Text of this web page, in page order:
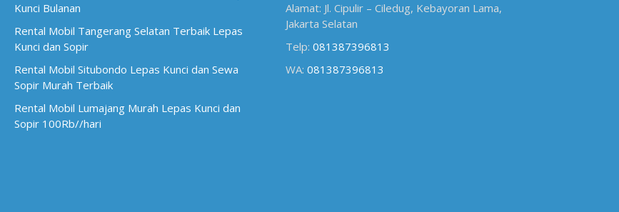
Kunci Bulanan
Rental Mobil Tangerang Selatan Terbaik Lepas
Kunci dan Sopir
Rental Mobil Situbondo Lepas Kunci dan Sewa
Sopir Murah Terbaik
Rental Mobil Lumajang Murah Lepas Kunci dan
Sopir 100Rb//hari
Alamat: Jl. Cipulir – Ciledug, Kebayoran Lama,
Jakarta Selatan
Telp: 081387396813
WA: 081387396813